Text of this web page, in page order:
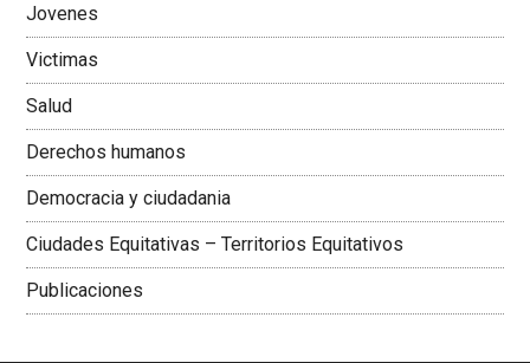
Jovenes
Victimas
Salud
Derechos humanos
Democracia y ciudadania
Ciudades Equitativas – Territorios Equitativos
Publicaciones